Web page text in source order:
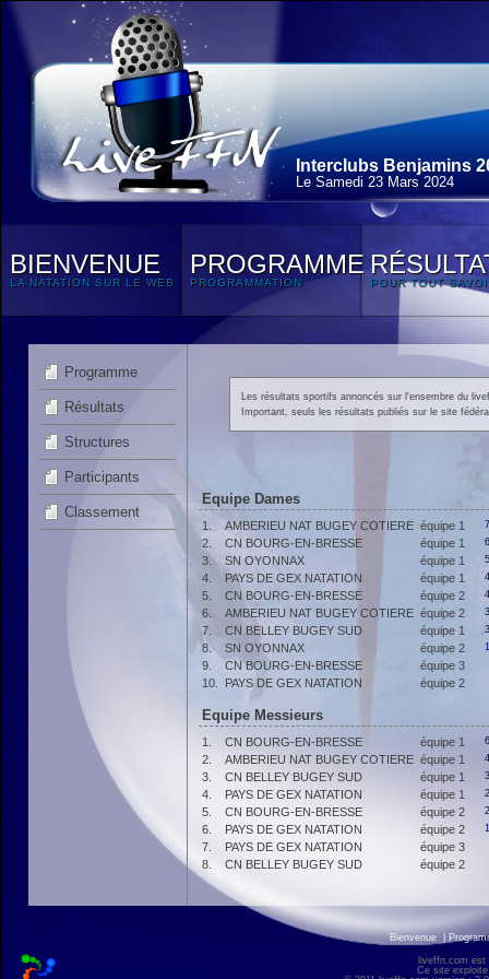
Interclubs Benjamins
Le Samedi 23 Mars 2024
BIENVENUE
LA NATATION SUR LE WEB
PROGRAMME
PROGRAMMATION POUR TOUT
Programme
Résultats
Structures
Participants
Classement
Les résultats sportifs annoncés sur l'ensembre du
Important, seuls les résultats publiés sur le site
Equipe Dames
1. AMBERIEU NAT BUGEY COTIERE équipe 1
2. CN BOURG-EN-BRESSE équipe 1
3. SN OYONNAX équipe 1
4. PAYS DE GEX NATATION équipe 1
5. CN BOURG-EN-BRESSE équipe 2
6. AMBERIEU NAT BUGEY COTIERE équipe 2
7. CN BELLEY BUGEY SUD équipe 1
8. SN OYONNAX équipe 2
9. CN BOURG-EN-BRESSE
équipe 3
10.
PAYS DE GEX NATATION équipe 2
Equipe Messieurs
1. CN BOURG-EN-BRESSE équipe 1
2. AMBERIEU NAT BUGEY COTIERE équipe 1
3. CN BELLEY BUGEY SUD équipe 1
4. PAYS DE GEX NATATION équipe 1
5. CN BOURG-EN-BRESSE équipe 2
6. PAYS DE GEX NATATION équipe 2
7. PAYS DE GEX NATATION
équipe 3
8.
CN BELLEY BUGEY SUD équipe 2
Bienvenue
liveffn.com est
Ce site